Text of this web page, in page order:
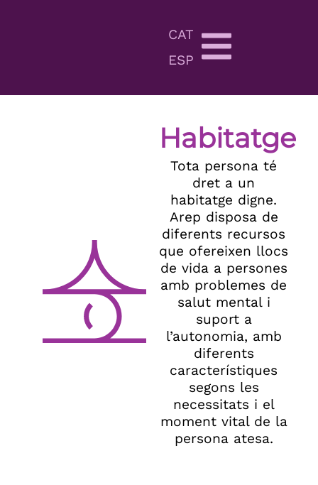
CAT
ESP
Habitatge
Tota persona té
dret a un
habitatge digne.
Arep disposa de
diferents recursos
que ofereixen llocs
de vida a persones
amb problemes de
salut mental i
suport a
l’autonomia, amb
diferents
característiques
segons les
necessitats i el
moment vital de la
persona atesa.